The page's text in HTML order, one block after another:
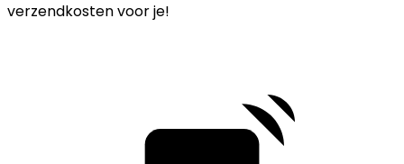
verzendkosten voor je!